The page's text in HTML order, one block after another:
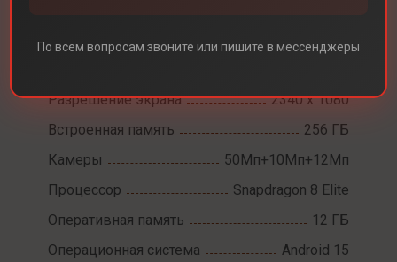
Разрешение экрана
2340 x 1080
Встроенная память
256 ГБ
Камеры
50Мп+10Мп+12Мп
Процессор
Snapdragon 8 Elite
Оперативная память
12 ГБ
Операционная система
Android 15
По всем вопросам звоните или пишите в мессенджеры